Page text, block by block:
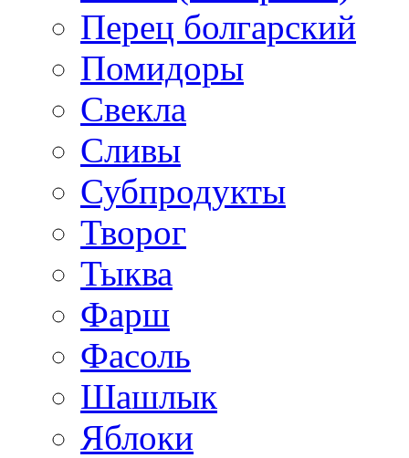
Перец болгарский
Помидоры
Свекла
Сливы
Субпродукты
Творог
Тыква
Фарш
Фасоль
Шашлык
Яблоки